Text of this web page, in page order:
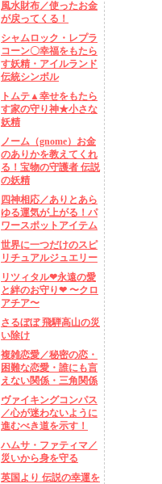
風水財布／使ったお金
が戻ってくる！
シャムロック・レプラ
コーン〇幸福をもたら
す妖精・アイルランド
伝統シンボル
トムテ▲幸せをもたら
す家の守り神★小さな
妖精
ノーム（gnome）お金
のありかを教えてくれ
る！宝物の守護者 伝説
の妖精
四神相応／ありとあら
ゆる運気が上がる！パ
ワースポットアイテム
世界に一つだけのスピ
リチュアルジュエリー
リツィタル❤永遠の愛
と絆のお守り❤ 〜クロ
アチア〜
さるぼぼ 飛騨高山の災
い除け
複雑恋愛／秘密の恋・
困難な恋愛・誰にも言
えない関係・三角関係
ヴァイキングコンパス
／心が迷わないように
進むべき道を示す！
ハムサ・ファティマ／
災いから身を守る
英国より 伝説の幸運を